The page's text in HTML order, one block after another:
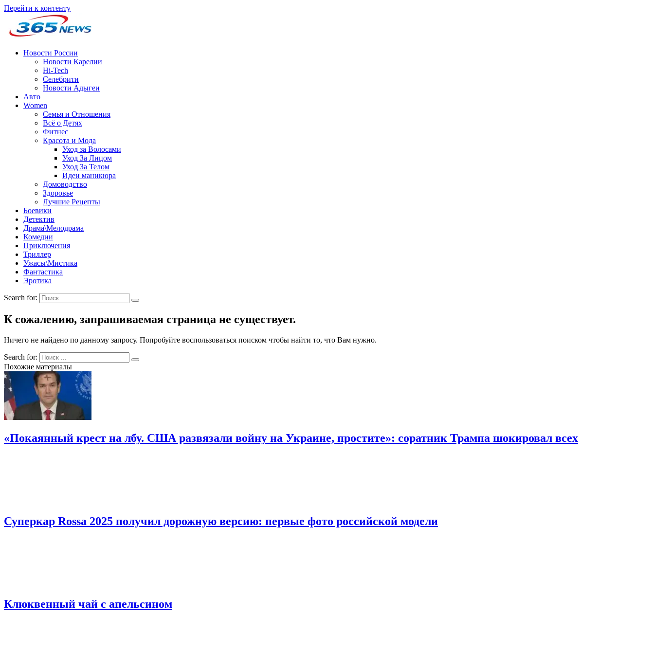
Перейти к контенту
Новости России
Новости Карелии
Hi-Tech
Селебрити
Новости Адыгеи
Авто
Women
Семья и Отношения
Всё о Детях
Фитнес
Красота и Мода
Уход за Волосами
Уход За Лицом
Уход За Телом
Идеи маникюра
Домоводство
Здоровье
Лучшие Рецепты
Боевики
Детектив
Драма\Мелодрама
Комедии
Приключения
Триллер
Ужасы\Мистика
Фантастика
Эротика
Search for:
К сожалению, запрашиваемая страница не существует.
Ничего не найдено по данному запросу. Попробуйте воспользоваться поиском чтобы найти то, что Вам нужно.
Search for:
Похожие материалы
«Покаянный крест на лбу. США развязали войну на Украине, простите»: соратник Трампа шокировал всех
Суперкар Rossa 2025 получил дорожную версию: первые фото российской модели
Клюквенный чай с апельсином